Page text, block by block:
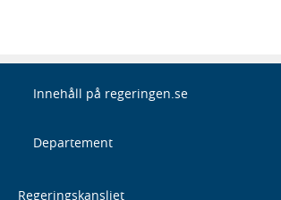
Innehåll på regeringen.se
Departement
Regeringskansliet